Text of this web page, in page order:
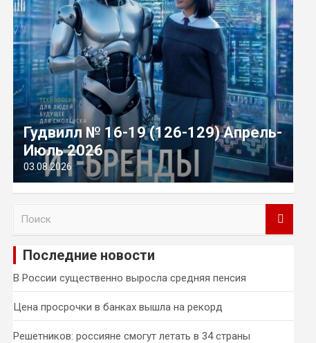
Гудвилл № 16-19 (126-129) Апрель-
Июль 2026
03.08.2026
и
Последние новости
В России существенно выросла средняя пенсия
Цена просрочки в банках вышла на рекорд
Решетников: россияне смогут летать в 34 страны